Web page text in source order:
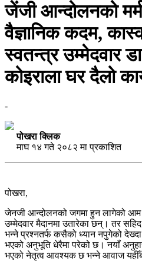
जेंजी आन्दोलनको
वैज्ञानिक कदम,
स्वतन्त्र उम्मेदवार
कोइराला घर दैलो
-
पोखरा क्लिक
माघ १४ गते २०८२ मा प्रकाशित
पोखरा,
जेनजी आन्दोलनको जगमा हुन लागेको आम
उम्मेदवार मैदानमा उतारेका छन्। तर
भन्ने प्रश्नतर्फ कसैको ध्यान नपुगेको
भएको अनुभूति धेरैमा परेको छ। नयाँ
भएको नेतृत्व आवश्यक छ भन्ने आवाज